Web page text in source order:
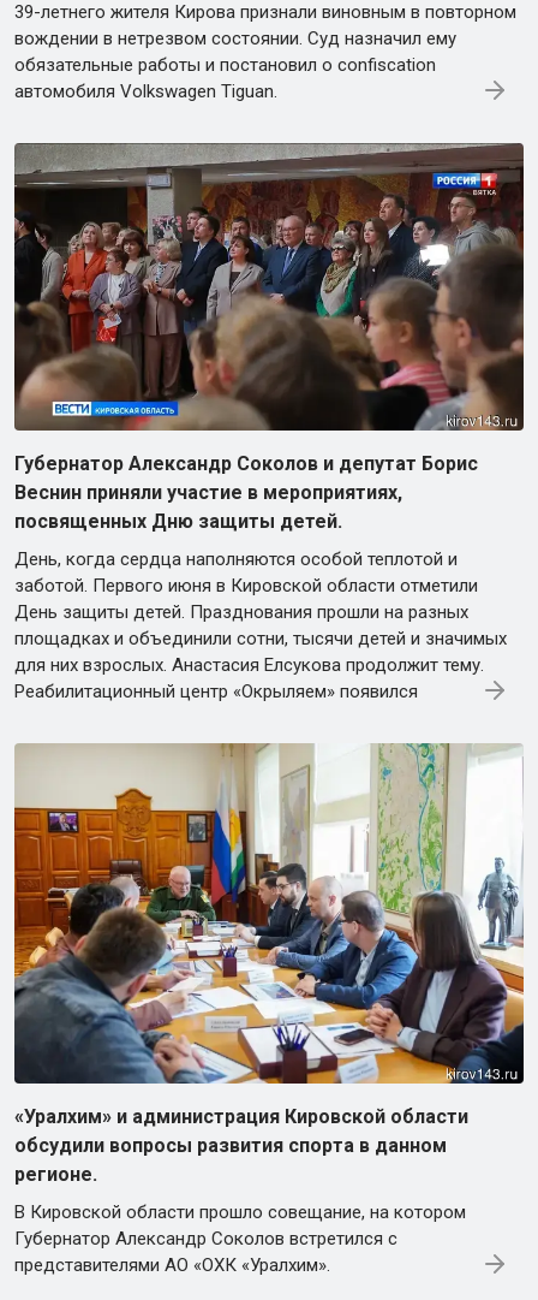
39-летнего жителя Кирова признали виновным в повторном
вождении в нетрезвом состоянии. Суд назначил ему
обязательные работы и постановил о confiscation
автомобиля Volkswagen Tiguan.
Губернатор Александр Соколов и депутат Борис
Веснин приняли участие в мероприятиях,
посвященных Дню защиты детей.
День, когда сердца наполняются особой теплотой и
заботой. Первого июня в Кировской области отметили
День защиты детей. Празднования прошли на разных
площадках и объединили сотни, тысячи детей и значимых
для них взрослых. Анастасия Елсукова продолжит тему.
Реабилитационный центр «Окрыляем» появился
«Уралхим» и администрация Кировской области
обсудили вопросы развития спорта в данном
регионе.
В Кировской области прошло совещание, на котором
Губернатор Александр Соколов встретился с
представителями АО «ОХК «Уралхим».